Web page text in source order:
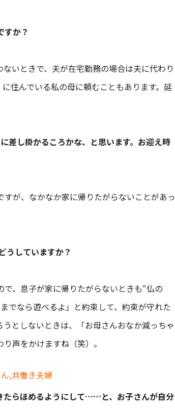
か？
いときで、夫が在宅勤務の場合は夫に代わり
住んでいる私の母に頼むこともあります。延
し掛かるころかな、と思います。お迎え時
が、なかなか家に帰りたがらないことがあっ
していますか？
、息子が家に帰りたがらないときも“仏の
でなら遊べるよ」と約束して、約束が守れた
としないときは、「お母さんおなか減っちゃ
声をかけますね（笑）。
らほめるようにして……と、お子さんが自分